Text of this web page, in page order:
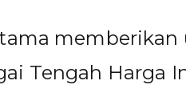
memberikan
Tengah Harga